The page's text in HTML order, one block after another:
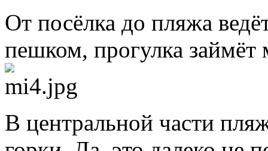
От посёлка до пляжа
пешком, прогулка
В центральной части